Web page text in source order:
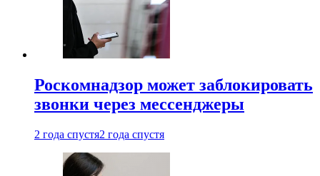
Роскомнадзор может заблокировать
звонки через мессенджеры
2 года спустя2 года спустя